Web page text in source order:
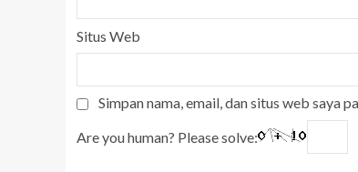
Situs Web
Simpan nama, email, dan situs web saya
Are you human? Please solve: